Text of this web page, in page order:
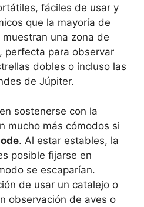
fáciles de usar y
que la mayoría de
una zona de
perfecta para observar
dobles o incluso las
de Júpiter.
sostenerse con la
mucho más cómodos si
. Al estar estables, la
posible fijarse en
se escaparían.
de usar un catalejo o
observación de aves o